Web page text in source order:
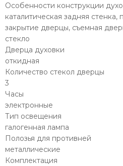
Особенности конструкции
каталитическая задняя
закрытие дверцы, съемная
стекло
Дверца духовки
откидная
Количество стекол дверцы
3
Часы
электронные
Тип освещения
галогенная лампа
Полозья для противней
металлические
Комплектация